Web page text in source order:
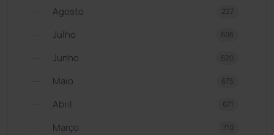
Agosto 227
Julho 695
Junho 620
Maio 675
Abril 671
Março 710